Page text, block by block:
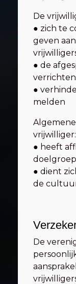
De
● zich te
geven
● de
verrichten
●
melden
vrijwilliger:
● heeft
● dient
de
De